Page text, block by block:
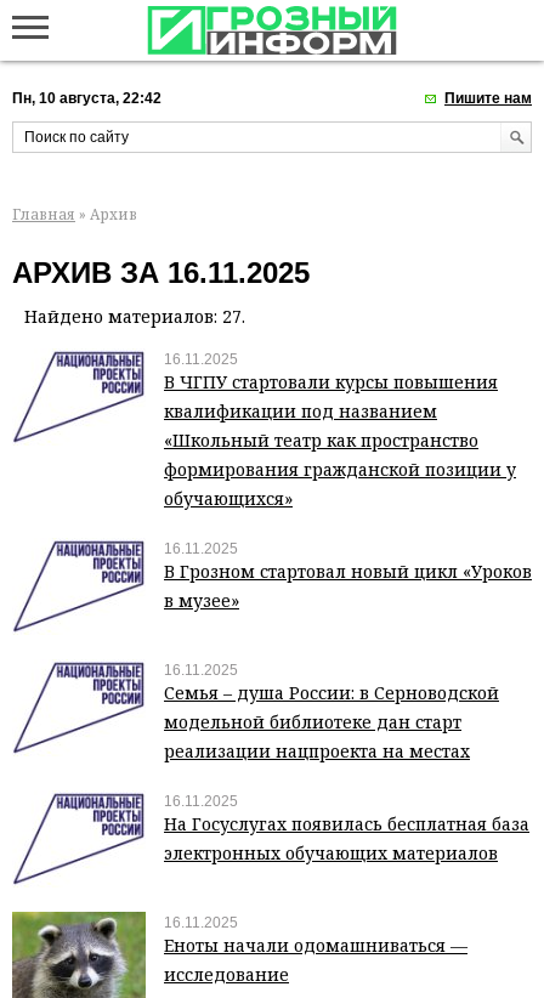
Пн, 10 августа, 22:42 Пишите нам
Главная » Архив
АРХИВ ЗА 16.11.2025
Найдено материалов: 27.
16.11.2025
В ЧГПУ стартовали курсы повышения
квалификации под названием
«Школьный театр как пространство
формирования гражданской позиции у
обучающихся»
16.11.2025
В Грозном стартовал новый цикл «Уроков
в музее»
16.11.2025
Семья – душа России: в Серноводской
модельной библиотеке дан старт
реализации нацпроекта на местах
16.11.2025
На Госуслугах появилась бесплатная база
электронных обучающих материалов
16.11.2025
Еноты начали одомашниваться —
исследование